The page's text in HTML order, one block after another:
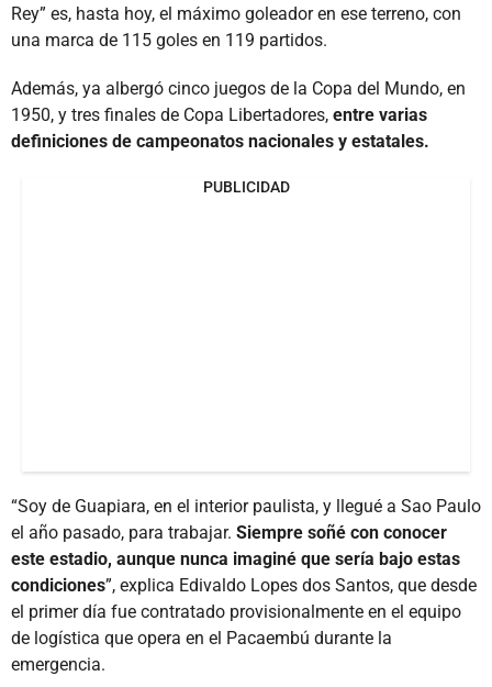
Rey” es, hasta hoy, el máximo goleador en ese terreno, con
una marca de 115 goles en 119 partidos.
Además, ya albergó cinco juegos de la Copa del Mundo, en
1950, y tres finales de Copa Libertadores, entre varias
definiciones de campeonatos nacionales y estatales.
PUBLICIDAD
“Soy de Guapiara, en el interior paulista, y llegué a Sao Paulo
el año pasado, para trabajar. Siempre soñé con conocer
este estadio, aunque nunca imaginé que sería bajo estas
condiciones”, explica Edivaldo Lopes dos Santos, que desde
el primer día fue contratado provisionalmente en el equipo
de logística que opera en el Pacaembú durante la
emergencia.